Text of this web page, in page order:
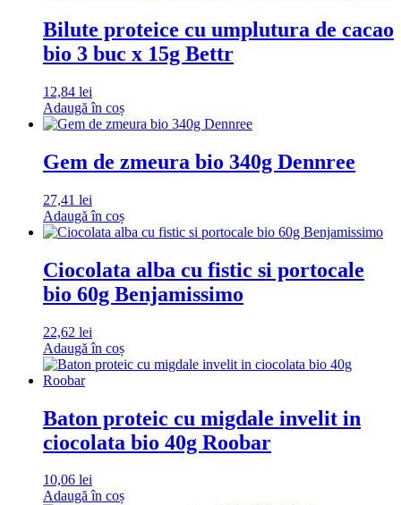
Bilute proteice cu umplutura de cacao
bio 3 buc x 15g Bettr
12,84 lei
Adaugă în coș
Gem de zmeura bio 340g Dennree
27,41 lei
Adaugă în coș
Ciocolata alba cu fistic si portocale
bio 60g Benjamissimo
22,62 lei
Adaugă în coș
Baton proteic cu migdale invelit in
ciocolata bio 40g Roobar
10,06 lei
Adaugă în coș